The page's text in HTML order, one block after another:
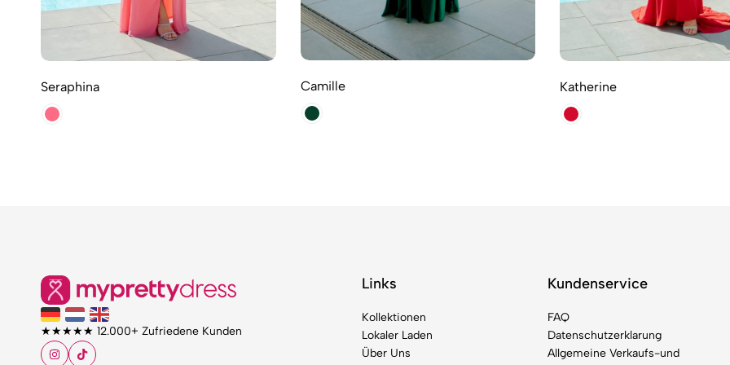
Seraphina Camille Katherine
★★★★★ 12.000+ Zufriedene Kunden
Links
Kollektionen
Lokaler Laden
Über Uns
Kundenservice
FAQ
Datenschutzerklarung
Allgemeine Verkaufs-und